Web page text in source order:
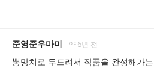
준영준우마미 약 6년 전
뽕망치로 두드려서 작품을 완성해가